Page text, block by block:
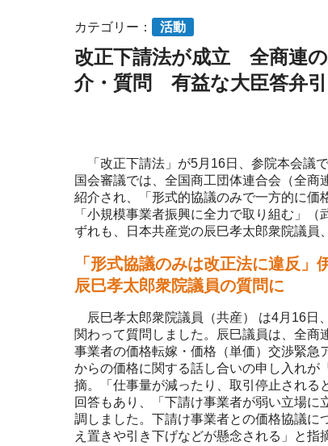
カテゴリー： 活動
改正下請法が成立 全商連
介・質問 有益な大臣答弁
「改正下請法」が5月16日、参院本会議
国会審議では、全国商工団体連合会（全
紹介され、「形式的協議のみで一方的に価
「小規模事業者振興に全力で取り組む」
ずれも、日本共産党の辰巳孝太郎衆院議員
「形式協議のみは改正法に違反」
辰巳孝太郎衆院議員の質問に
辰巳孝太郎衆院議員（共産） は4月16日
関わって質問しました。辰巳議員は、全商
事業者の価格転嫁・価格（単価）交渉緊急
からの価格に関する話し合いの申し入れが
摘。「仕事量が減ったり、取引停止される
回答もあり、「下請け事業者が弱い立場に
調しました。下請け事業者との価格協議に
え置きや引き下げなどが懸念される」と指